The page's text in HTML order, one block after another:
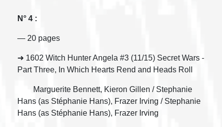
N° 4 :
— 20 pages
➜ 1602 Witch Hunter Angela #3 (11/15) Secret Wars -
Part Three, In Which Hearts Rend and Heads Roll
Marguerite Bennett, Kieron Gillen / Stephanie
Hans (as Stéphanie Hans), Frazer Irving / Stephanie
Hans (as Stéphanie Hans), Frazer Irving